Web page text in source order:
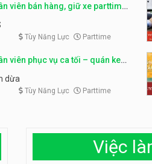
viên bán hàng, giữ xe parttime
Tùy Năng Lực Parttime
viên phục vụ ca tối – quán kem
dừa
Tùy Năng Lực Parttime
Việc